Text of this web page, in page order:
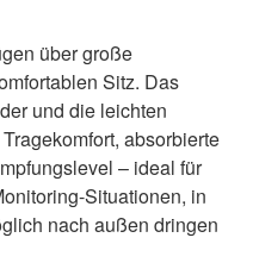
über große
Sitz. Das
und die leichten
absorbierte
– ideal für
Situationen, in
nach außen dringen